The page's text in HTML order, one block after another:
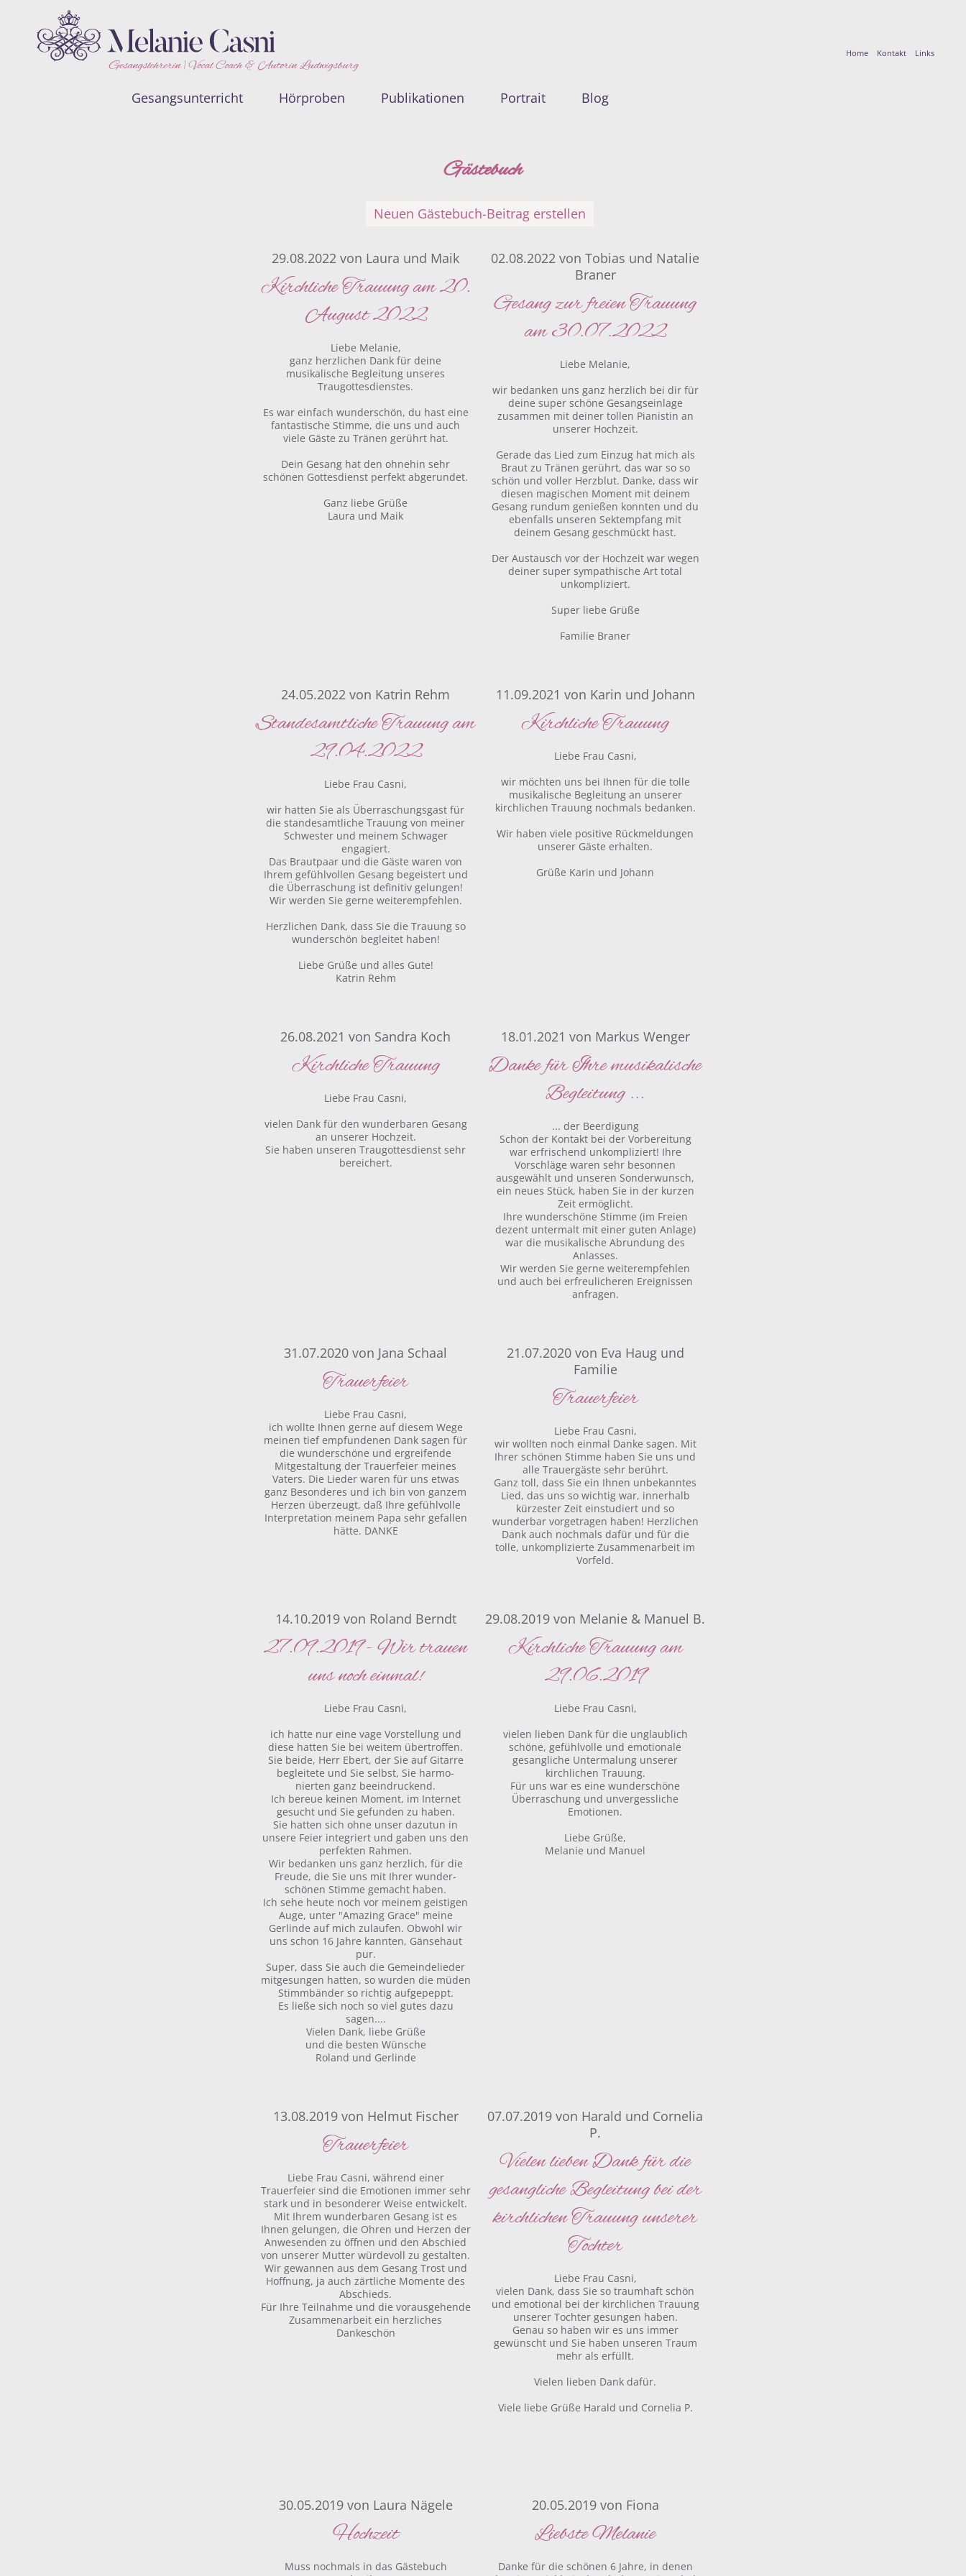
Gesangslehrerin | Vocal Coach & Autorin Ludwigsburg
Gesangsunterricht Hörproben Publikationen Portrait Blog
Home Kontakt Links
Gästebuch
Neuen Gästebuch-Beitrag erstellen
29.08.2022 von Laura und Maik
Kirchliche Trauung am 20.
August 2022
Liebe Melanie,
ganz herzlichen Dank für deine
musikalische Begleitung unseres
Traugottesdienstes.
Es war einfach wunderschön, du hast eine
fantastische Stimme, die uns und auch
viele Gäste zu Tränen gerührt hat.
Dein Gesang hat den ohnehin sehr
schönen Gottesdienst perfekt abgerundet.
Ganz liebe Grüße
Laura und Maik
02.08.2022 vonTobias und Natalie
Braner
Gesang zur freien Trauung
am 30.07.2022
Liebe Melanie,
wir bedanken uns ganz herzlich bei dir für
deine super schöne Gesangseinlage
zusammen mit deiner tollen Pianistin an
unserer Hochzeit.
Gerade das Lied zum Einzug hat mich als
Braut zu Tränen gerührt, das war so so
schön und voller Herzblut. Danke, dass wir
diesen magischen Moment mit deinem
Gesang rundum genießen konnten und du
ebenfalls unseren Sektempfang mit
deinem Gesang geschmückt hast.
Der Austausch vor der Hochzeit war wegen
deiner super sympathische Art total
unkompliziert.
Super liebe Grüße
Familie Braner
24.05.2022 von Katrin Rehm
Standesamtliche Trauung am
29.04.2022
Liebe Frau Casni,
wir hatten Sie als Überraschungsgast für
die standesamtliche Trauung von meiner
Schwester und meinem Schwager
engagiert.
Das Brautpaar und die Gäste waren von
Ihrem gefühlvollen Gesang begeistert und
die Überraschung ist definitiv gelungen!
Wir werden Sie gerne weiterempfehlen.
Herzlichen Dank, dass Sie die Trauung so
wunderschön begleitet haben!
Liebe Grüße und alles Gute!
Katrin Rehm
11.09.2021 von Karin und Johann
Kirchliche Trauung
Liebe Frau Casni,
wir möchten uns bei Ihnen für die tolle
musikalische Begleitung an unserer
kirchlichen Trauung nochmals bedanken.
Wir haben viele positive Rückmeldungen
unserer Gäste erhalten.
Grüße Karin und Johann
26.08.2021 von Sandra Koch
Kirchliche Trauung
Liebe Frau Casni,
vielen Dank für den wunderbaren Gesang
an unserer Hochzeit.
Sie haben unseren Traugottesdienst sehr
bereichert.
18.01.2021 von Markus Wenger
Danke für Ihre musikalische
Begleitung ...
... der Beerdigung
Schon der Kontakt bei der Vorbereitung
war erfrischend unkompliziert! Ihre
Vorschläge waren sehr besonnen
ausgewählt und unseren Sonderwunsch,
ein neues Stück, haben Sie in der kurzen
Zeit ermöglicht.
Ihre wunderschöne Stimme (im Freien
dezent untermalt mit einer guten Anlage)
war die musikalische Abrundung des
Anlasses.
Wir werden Sie gerne weiterempfehlen
und auch bei erfreulicheren Ereignissen
anfragen.
31.07.2020 von Jana Schaal
Trauerfeier
Liebe Frau Casni,
ich wollte Ihnen gerne auf diesem Wege
meinen tief empfundenen Dank sagen für
die wunderschöne und ergreifende
Mitgestaltung der Trauerfeier meines
Vaters. Die Lieder waren für uns etwas
ganz Besonderes und ich bin von ganzem
Herzen überzeugt, daß Ihre gefühlvolle
Interpretation meinem Papa sehr gefallen
hätte. DANKE
21.07.2020von Eva Haug und
Familie
Trauerfeier
Liebe Frau Casni,
wir wollten noch einmal Danke sagen. Mit
Ihrer schönen Stimme haben Sie uns und
alle Trauergäste sehr berührt.
Ganz toll, dass Sie ein Ihnen unbekanntes
Lied, das uns so wichtig war, innerhalb
kürzester Zeit einstudiert und so
wunderbar vorgetragen haben! Herzlichen
Dank auch nochmals dafür und für die
tolle, unkomplizierte Zusammenarbeit im
Vorfeld.
14.10.2019von Roland Berndt
27.09.2019 - Wir trauen
uns noch einmal!
Liebe Frau Casni,
ich hatte nur eine vage Vorstellung und
diese hatten Sie bei weitem übertroffen.
Sie beide, Herr Ebert, der Sie auf Gitarre
begleitete und Sie selbst, Sie harmo-
nierten ganz beeindruckend.
Ich bereue keinen Moment, im Internet
gesucht und Sie gefunden zu haben.
Sie hatten sich ohne unser dazutun in
unsere Feier integriert und gaben uns den
perfekten Rahmen.
Wir bedanken uns ganz herzlich, für die
Freude, die Sie uns mit Ihrer wunder-
schönen Stimme gemacht haben.
Ich sehe heute noch vor meinem geistigen
Auge, unter "Amazing Grace" meine
Gerlinde auf mich zulaufen. Obwohl wir
uns schon 16 Jahre kannten, Gänsehaut
pur.
Super, dass Sie auch die Gemeindelieder
mitgesungen hatten, so wurden die müden
Stimmbänder so richtig aufgepeppt.
Es ließe sich noch so viel gutes dazu
sagen....
Vielen Dank, liebe Grüße
und die besten Wünsche
Roland und Gerlinde
29.08.2019 von Melanie & Manuel B.
Kirchliche Trauung am
29.06.2019
Liebe Frau Casni,
vielen lieben Dank für die unglaublich
schöne, gefühlvolle und emotionale
gesangliche Untermalung unserer
kirchlichen Trauung.
Für uns war es eine wunderschöne
Überraschung und unvergessliche
Emotionen.
Liebe Grüße,
Melanie und Manuel
13.08.2019von Helmut Fischer
Trauerfeier
Liebe Frau Casni, während einer
Trauerfeier sind die Emotionen immer sehr
stark und in besonderer Weise entwickelt.
Mit Ihrem wunderbaren Gesang ist es
Ihnen gelungen, die Ohren und Herzen der
Anwesenden zu öffnen und den Abschied
von unserer Mutter würdevoll zu gestalten.
Wir gewannen aus dem Gesang Trost und
Hoffnung, ja auch zärtliche Momente des
Abschieds.
Für Ihre Teilnahme und die vorausgehende
Zusammenarbeit ein herzliches
Dankeschön
07.07.2019 von Harald und Cornelia
P.
Vielen lieben Dank für die
gesangliche Begleitung bei der
kirchlichen Trauung unserer
Tochter
Liebe Frau Casni,
vielen Dank, dass Sie so traumhaft schön
und emotional bei der kirchlichen Trauung
unserer Tochter gesungen haben.
Genau so haben wir es uns immer
gewünscht und Sie haben unseren Traum
mehr als erfüllt.
Vielen lieben Dank dafür.
Viele liebe Grüße Harald und Cornelia P.
30.05.2019von Laura Nägele
Hochzeit
Muss nochmals in das Gästebuch
20.05.2019von Fiona
Liebste Melanie
Danke für die schönen 6 Jahre, in denen